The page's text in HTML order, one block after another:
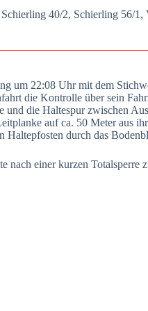
40/2, Schier­ling 56/
um 22:08 Uhr mit dem
die Kon­trol­le über sein
die Hal­te­spur zwi­schen
auf ca. 50 Meter aus
durch das
einer kur­zen